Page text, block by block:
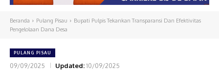
Beranda Pulang Pisau
Bupati Pulpis Tekankan Transparansi Dan Efektivitas
Pengelolaan Dana Desa
PULANG PISAU
09/09/2025 Updated:10/09/2025